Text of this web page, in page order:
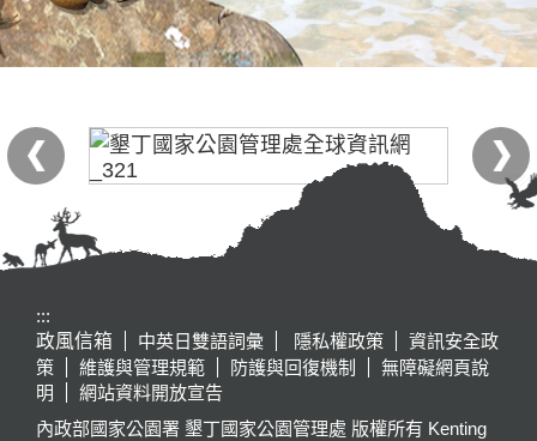
:::
政風信箱
中英日雙語詞彙 隱私權政策
資訊安全政
策
維護與管理規範 防護與回復機制
無障礙網頁說
明
網站資料開放宣告
內政部國家公園署 墾丁國家公園管理處 版權所有 Kenting